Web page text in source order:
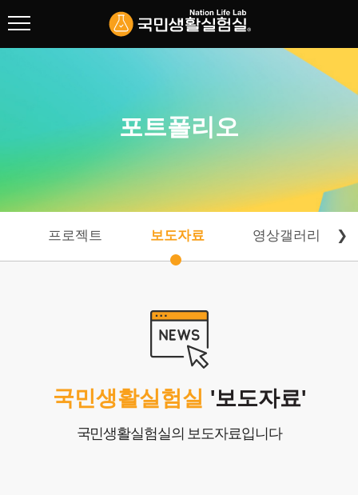
프로젝트
포트폴리오
프로젝트 보도자료 영상갤러리 ❯
국민생활실험실 '보도자료'
국민생활실험실의 보도자료입니다